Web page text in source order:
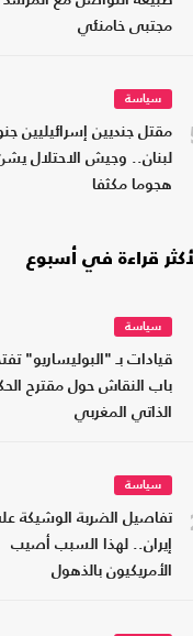
مجتبى خامنئي
سياسة
مقتل جنديين إسرائيليين
لبنان.. وجيش الاحتلال
هجوما مكثفا
قراءة في أسبوع
سياسة
قيادات بـ "البوليساريو"
باب النقاش حول مقترح
الذاتي المغربي
سياسة
تفاصيل الضربة الوشيكة
إيران.. لهذا السبب أصيب
الأمريكيون بالذهول